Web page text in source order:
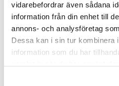
vidarebefordrar även sådana
information från din enhet till
annons- och analysföretag
Dessa kan i sin tur kombinera
information som du har
Omsättningen steg med
dollar medan vinsten sjönk
uppgick till 111 miljoner